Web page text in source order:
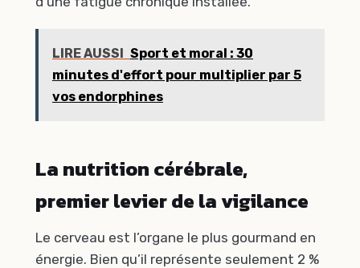
LIRE AUSSI Sport et moral : 30
minutes d'effort pour multiplier par 5
vos endorphines
La nutrition cérébrale,
premier levier de la vigilance
Le cerveau est l’organe le plus gourmand en
énergie. Bien qu’il représente seulement 2 %